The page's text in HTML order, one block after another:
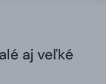
aj veľké